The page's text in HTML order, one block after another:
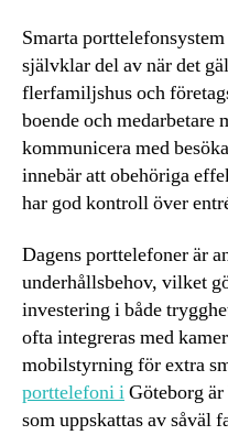
Smarta
självklar del av när det
flerfamiljshus och
boende och medarbetare
kommunicera med
innebär att obehöriga
har god kontroll över
Dagens porttelefoner är
underhållsbehov, vilket
investering i både
ofta integreras med
mobilstyrning för extra
porttelefoni iGöteborg
som uppskattas av såväl